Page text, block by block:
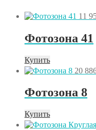
11
Фотозона 41
Купить
20
Фотозона 8
Купить